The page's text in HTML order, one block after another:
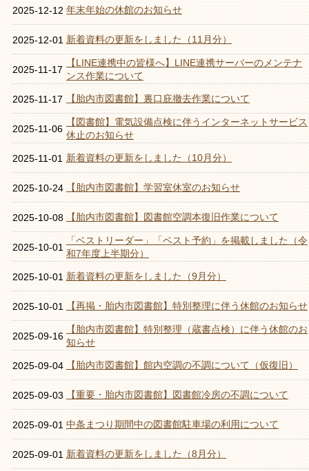
2025-12-12 年末年始の休館のお知らせ
2025-12-01 新着資料の更新をしました（11月分）
2025-11-17
【LINE連携中の皆様へ】LINE連携サーバーのメンテナ
ンス作業について
2025-11-17 【胎内市図書館】裏口庇撤去作業について
2025-11-06
【図書館】電気設備点検に伴うインターネットサービス
休止のお知らせ
2025-11-01 新着資料の更新をしました（10月分）
2025-10-24 【胎内市図書館】学習室休室のお知らせ
2025-10-08 【胎内市図書館】図書館空調本復旧作業について
2025-10-01
「ベストリーダー」「ベスト予約」を掲載しました（令
和7年度上半期分）
2025-10-01 新着資料の更新をしました（9月分）
2025-10-01 【再掲・胎内市図書館】特別整理に伴う休館のお知らせ
2025-09-16
【胎内市図書館】特別整理（蔵書点検）に伴う休館のお
知らせ
2025-09-04 【胎内市図書館】館内空調の不調について（仮復旧）
2025-09-03 【重要・胎内市図書館】図書館冷房の不調について
2025-09-01 中条まつり期間中の図書館駐車場の利用について
2025-09-01 新着資料の更新をしました（8月分）